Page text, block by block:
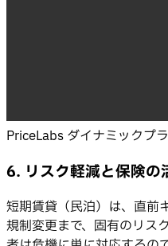
PriceLabs ダイナミックプ
6. リスク軽減と保険の
短期賃貸（民泊）は、直前
規制変更まで、固有のリス